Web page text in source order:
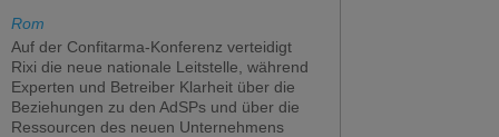
Rom
Auf der Confitarma-Konferenz verteidigt
Rixi die neue nationale Leitstelle, während
Experten und Betreiber Klarheit über die
Beziehungen zu den AdSPs und über die
Ressourcen des neuen Unternehmens